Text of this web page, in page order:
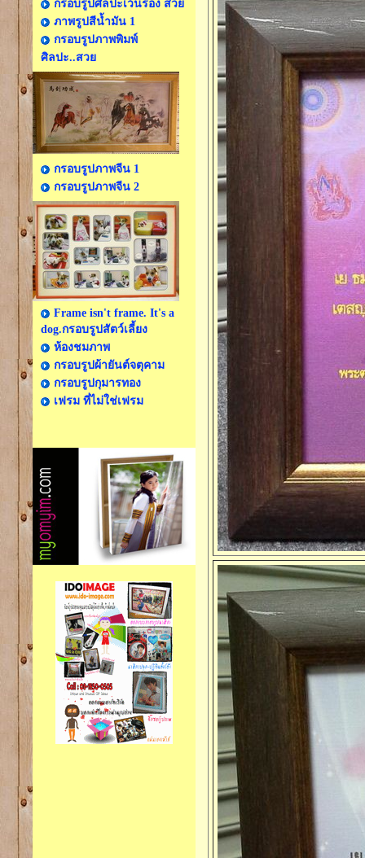
กรอบรูปศิลปะเว้นร่อง สวย
ภาพรูปสีน้ำมัน 1
กรอบรูปภาพพิมพ์
ศิลปะ..สวย
กรอบรูปภาพจีน 1
กรอบรูปภาพจีน 2
Frame isn't frame. It's a
dog.กรอบรูปสัตว์เลี้ยง
ห้องชมภาพ
กรอบรูปผ้ายันต์จตุคาม
กรอบรูปกุมารทอง
เฟรม ที่ไม่ใช่เฟรม